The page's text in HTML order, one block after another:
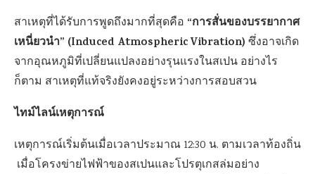
สาเหตุที่ได้รับการพูดถึงมากที่สุดคือ “การสั่นของบรรยากาศ
เหนี่ยวนำ” (Induced Atmospheric Vibration) ซึ่งอาจเกิด
จากอุณหภูมิที่เปลี่ยนแปลงอย่างรุนแรงในสเปน อย่างไร
ก็ตาม สาเหตุที่แท้จริงยังคงอยู่ระหว่างการสอบสวน
ไทม์ไลน์เหตุการณ์
เหตุการณ์เริ่มต้นเมื่อเวลาประมาณ 12:30 น. ตามเวลาท้องถิ่น
เมื่อโครงข่ายไฟฟ้าของสเปนและโปรตุเกสล่มอย่าง